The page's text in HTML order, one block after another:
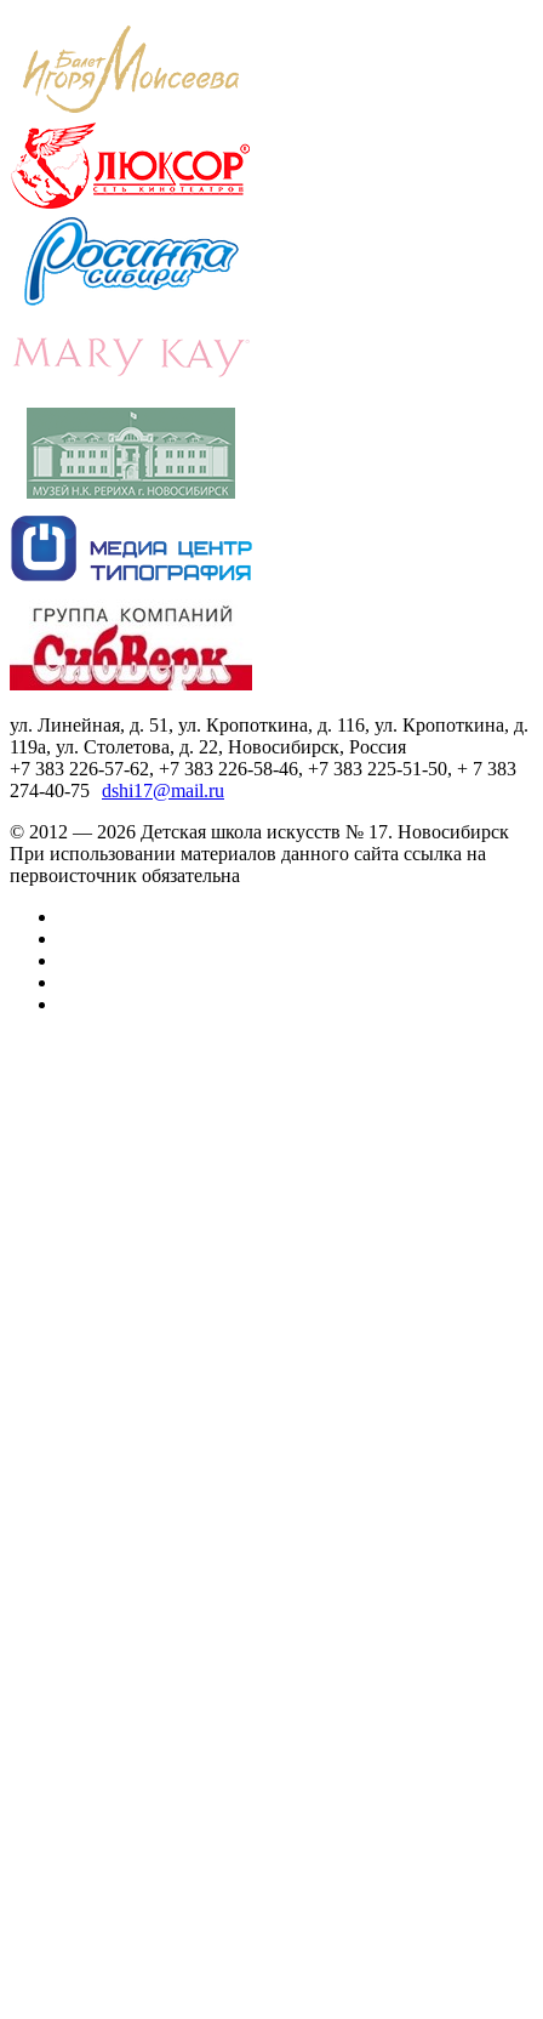
ул. Линейная, д. 51, ул. Кропоткина, д. 116, ул. Кропоткина, д.
119а, ул. Столетова, д. 22, Новосибирск, Россия
+7 383 226-57-62, +7 383 226-58-46, +7 383 225-51-50, + 7 383
274-40-75 dshi17@mail.ru
© 2012 — 2026 Детская школа искусств № 17. Новосибирск
При использовании материалов данного сайта ссылка на
первоисточник обязательна